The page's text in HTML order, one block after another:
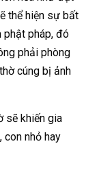
thể hiện sự bất
phật pháp, đó
phải phòng
cúng bị ảnh
sẽ khiến gia
con nhỏ hay